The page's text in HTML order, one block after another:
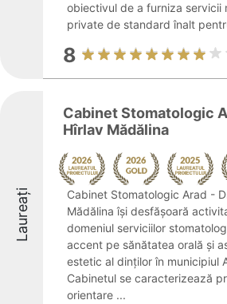
obiectivul de a furniza servicii
private de standard înalt
8
Laureați
Cabinet Stomatologic
Hîrlav Mădălina
Cabinet Stomatologic Arad -
Mădălina își desfășoară
domeniul serviciilor
accent pe sănătatea orală și
estetic al dinților în municipiul
Cabinetul se caracterizează
orientare ...